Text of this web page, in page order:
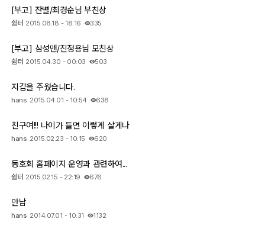
[부고] 잔별/최경순님 부친상
쉼터 2015.08.18 - 18:16 335
[부고] 삼성맨/진정용님 모친상
쉼터 2015.04.30 - 00:03 503
지갑을 주웠습니다.
hans 2015.04.01 - 10:54 638
친구여!!! 나이가 들면 이렇게 살게나
hans 2015.02.23 - 10:15 620
동호회 홈페이지 운영과 관련하여...
쉼터 2015.02.15 - 22:19 676
만남
hans 2014.07.01 - 10:31 1132